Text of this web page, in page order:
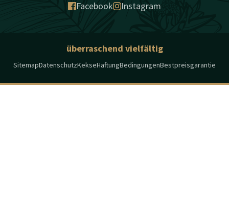
Facebook Instagram
überraschend vielfältig
SitemapDatenschutzKekseHaftungBedingungenBestpreisgarantie